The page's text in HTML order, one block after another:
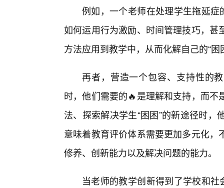
例如，一个老师在处理学生拖延症
如何运用行为激励、时间管理技巧，
方法应用到教学中，从而化解自己的“
再者，营造一个包容、支持性的
时，他们需要的🔥是理解和支持，而
法、探索解决学生“困困”的新途径时
意味着教育评价体系需要更加多元化
修养、创新能力以及解决问题的能力。
当老师的教学创新得到了学校和